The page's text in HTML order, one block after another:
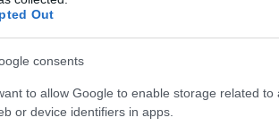
Out
consents
to allow Google to enable storage related to
or device identifiers in apps.
24.07.2019
Ανοιχτή ξανά από
αιτήσεων για το